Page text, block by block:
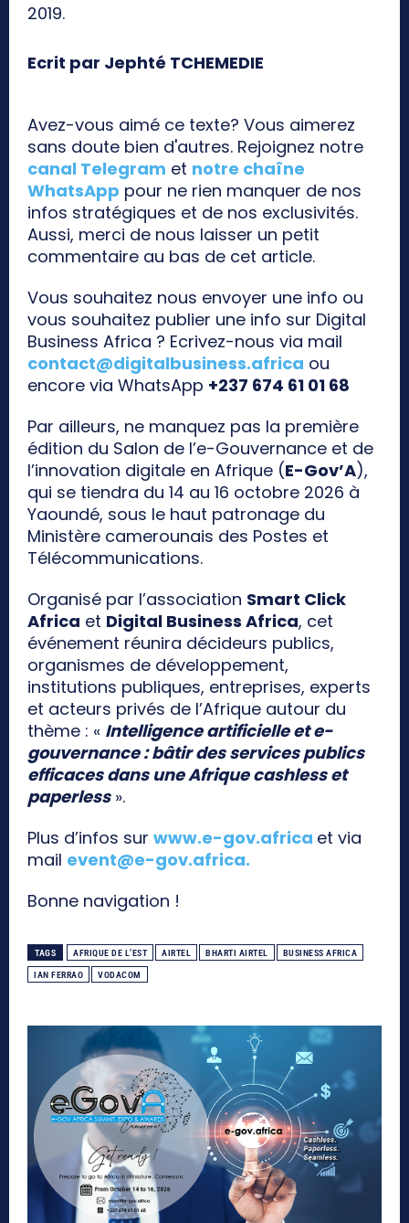
2019.
Ecrit par Jephté TCHEMEDIE
Avez-vous aimé ce texte? Vous aimerez
sans doute bien d'autres. Rejoignez notre
canal Telegram et notre chaîne
WhatsApp pour ne rien manquer de nos
infos stratégiques et de nos exclusivités.
Aussi, merci de nous laisser un petit
commentaire au bas de cet article.
Vous souhaitez nous envoyer une info ou
vous souhaitez publier une info sur Digital
Business Africa ? Ecrivez-nous via mail
contact@digitalbusiness.africa ou
encore via WhatsApp +237 674 61 01 68
Par ailleurs, ne manquez pas la première
édition du Salon de l’e-Gouvernance et de
l’innovation digitale en Afrique (E-Gov’A),
qui se tiendra du 14 au 16 octobre 2026 à
Yaoundé, sous le haut patronage du
Ministère camerounais des Postes et
Télécommunications.
Organisé par l’association Smart Click
Africa et Digital Business Africa, cet
événement réunira décideurs publics,
organismes de développement,
institutions publiques, entreprises, experts
et acteurs privés de l’Afrique autour du
thème : « Intelligence artificielle et e-
gouvernance : bâtir des services publics
efficaces dans une Afrique cashless et
paperless».
Plus d’infos sur www.e-gov.africa et via
mail event@e-gov.africa.
Bonne navigation !
TAGS AFRIQUE DE L’EST AIRTEL BHARTI AIRTEL BUSINESS AFRICA
IAN FERRAO VODACOM